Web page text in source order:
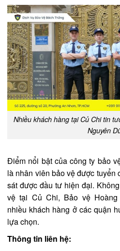
Nhiều khách hàng tại Củ Chi tin
Nguyên
Điểm nổi bật của công ty bảo
là nhân viên bảo vệ được tuyển
sát được đầu tư hiện đại.
vệ tại Củ Chi, Bảo vệ
nhiều khách hàng ở các quận
lựa chọn.
Thông tin liên hệ: